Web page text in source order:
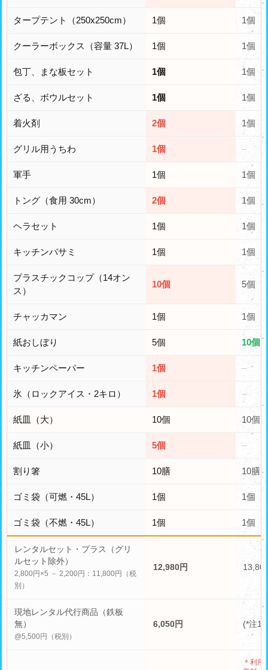
タープテント（250x250cm） 1個 1個
クーラーボックス（容量 37L） 1個 1個
包丁、まな板セット 1個 1個
ざる、ボウルセット 1個 1個
着火剤 2個 1個
グリル用うちわ 1個 –
軍手 1個 1個
トング（食用 30cm） 2個 1個
ヘラセット 1個 1個
キッチンバサミ 1個 1個
プラスチックコップ（14オン
ス）
10個 5個
チャッカマン 1個 1個
紙おしぼり 5個 10個
キッチンペーパー 1個 –
氷（ロックアイス・2キロ） 1個 –
紙皿（大） 10個 10個
紙皿（小） 5個 –
割り箸 10膳 10膳
ゴミ袋（可燃・45L） 1個 1個
ゴミ袋（不燃・45L） 1個 1個
レンタルセット・プラス（グリ
ルセット除外）
2,800円×5 － 2,200円：11,800円（税
別）
12,980円
現地レンタル代行商品（鉄板
無）
@5,500円（税別）
6,050円 (*注
＊利用